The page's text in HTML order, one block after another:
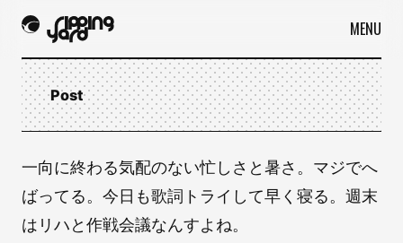
MENU
Post
一向に終わる気配のない忙しさと暑さ。マジでへ
ばってる。今日も歌詞トライして早く寝る。週末
はリハと作戦会議なんすよね。